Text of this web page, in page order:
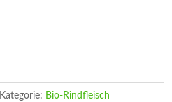
Kategorie: Bio-Rindfleisch